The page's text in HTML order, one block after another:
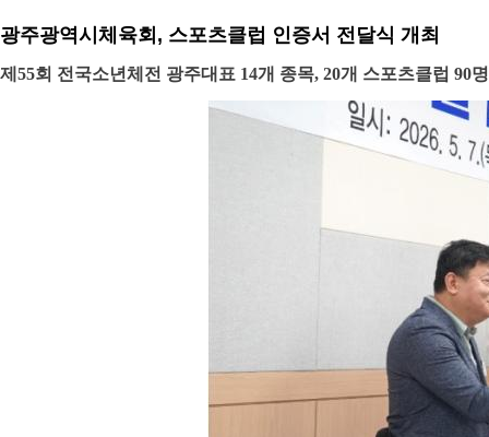
광주광역시체육회, 스포츠클럽 인증서 전달식 개최
제55회 전국소년체전 광주대표 14개 종목, 20개 스포츠클럽 90